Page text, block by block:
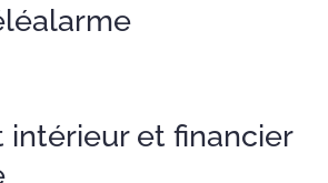
intérieur et financier